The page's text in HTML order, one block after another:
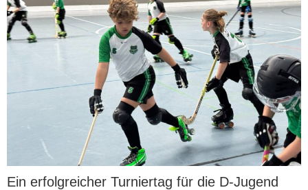
Ein erfolgreicher Turniertag für die D-Jugend